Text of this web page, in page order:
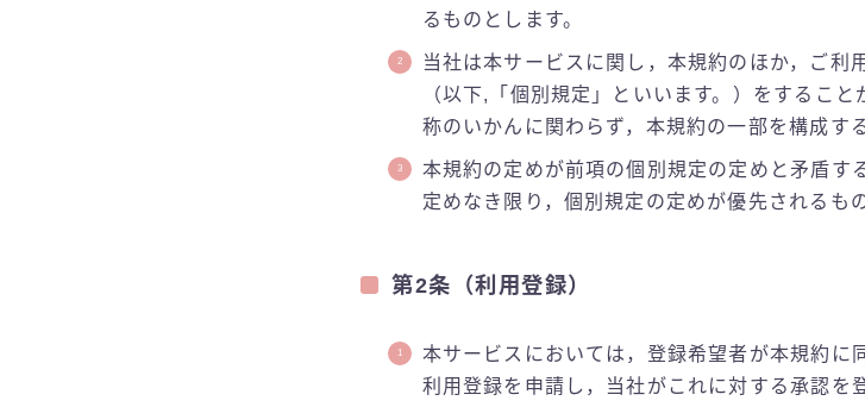
るものとします。
当社は本サービスに関し，本規約のほか，ご利
（以下,「個別規定」といいます。）をするこ
称のいかんに関わらず，本規約の一部を構成す
本規約の定めが前項の個別規定の定めと矛盾す
定めなき限り，個別規定の定めが優先されるも
第2条（利用登録）
本サービスにおいては，登録希望者が本規約に
利用登録を申請し，当社がこれに対する承認を